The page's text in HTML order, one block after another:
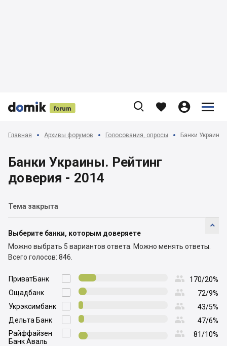


 
    


Главная Архивы форумов Голосования, опросы Банки
Банки Украины. Рейтинг
доверия - 2014
Тема закрыта

Выберите банки, которым доверяете
Можно выбрать 5 вариантов ответа. Можно менять ответы.
Всего голосов: 846.

ПриватБанк  170/20%

Ощадбанк  72/9%

Укрэксимбанк  43/5%

Дельта Банк  47/6%

Райффайзен
Банк Аваль
 81/10%